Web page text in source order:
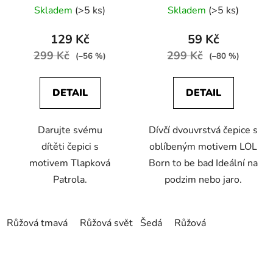
Skladem (>5 ks)
129 Kč
299 Kč (–56 %)
DETAIL
Darujte svému
dítěti čepici s
motivem Tlapková
Patrola.
Růžová tmavá Růžová světlá
Skladem (>5 ks)
59 Kč
299 Kč (–80 %)
DETAIL
Dívčí dvouvrstvá čepice s
oblíbeným motivem LOL
Born to be bad Ideální na
podzim nebo jaro.
Šedá Růžová